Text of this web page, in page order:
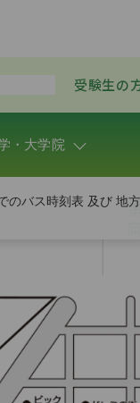
受験生の
・大学院
のバス時刻表 及び 地